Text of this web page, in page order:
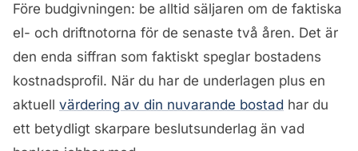
Före budgivningen: be alltid säljaren om de faktiska
el- och driftnotorna för de senaste två åren. Det är
den enda siffran som faktiskt speglar bostadens
kostnadsprofil. När du har de underlagen plus en
aktuell värdering av din nuvarande bostad har du
ett betydligt skarpare beslutsunderlag än vad